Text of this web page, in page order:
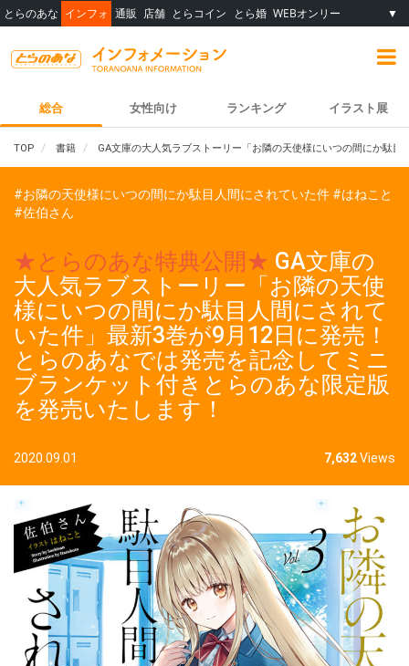
とらのあな インフォ 通販 店舗 とらコイン とら婚 WEBオンリー ▼
総合 女性向け ランキング イラスト展
TOP 書籍 GA文庫の大人気ラブストーリー「お隣の天使様にいつの間にか駄
#お隣の天使様にいつの間にか駄目人間にされていた件 #はねこと
#佐伯さん
★とらのあな特典公開★ GA文庫の
大人気ラブストーリー「お隣の天使
様にいつの間にか駄目人間にされて
いた件」最新3巻が9月12日に発売！
とらのあなでは発売を記念してミニ
ブランケット付きとらのあな限定版
を発売いたします！
2020.09.01 7,632Views